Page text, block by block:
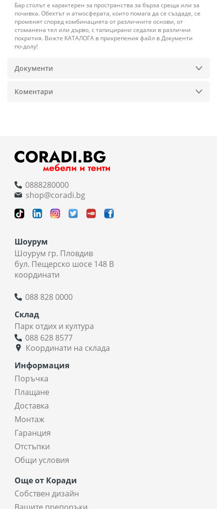
Бар столът е характерен за пространства за бърза среща или за
почивка. Обектът и атмосферата, които помага да се създаде, се
променят според комбинацията от различните основи, от
стоманена тел или дърво, с тапицирани седалки в различни
покрития. Вижте КАТАЛОГА в прикрепения файл в Документи
по-долу!
Документи
Коментари
0888280000
shop@coradi.bg
Шоурум
Шоурум гр. Пловдив
бул. Пещерско шосе 148 В
координати
088 828 0000
Склад
Парк отдих и култура
088 628 8577
Координати на склада
Информация
Поръчка
Плащане
Доставка
Монтаж
Гаранция
Отстъпки
Общи условия
Още от Коради
Собствен дизайн